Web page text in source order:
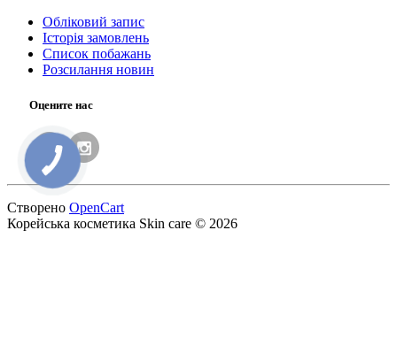
Обліковий запис
Історія замовлень
Список побажань
Розсилання новин
Оцените нас
Створено OpenCart
Корейська косметика‎ Skin care © 2026